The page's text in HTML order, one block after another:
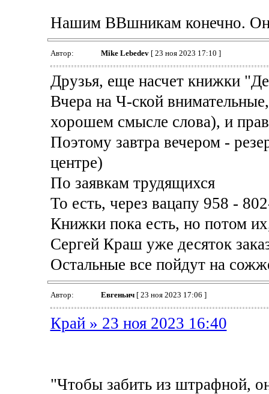
Нашим ВВшникам конечно.
Автор: Mike Lebedev[ 23 ноя 2023 17:10 ]
Друзья, еще насчет книжки
Вчера на Ч-ской
хорошем смысле слова), и
Поэтому завтра вечером -
центре)
По заявкам трудящихся
То есть, через вацапу 958 -
Книжки пока есть, но потом
Сергей Краш уже десяток
Остальные все пойдут на
Автор: Евгеньич[ 23 ноя 2023 17:06 ]
Край » 23 ноя 2023 16:40
"Чтобы забить из штрафной,